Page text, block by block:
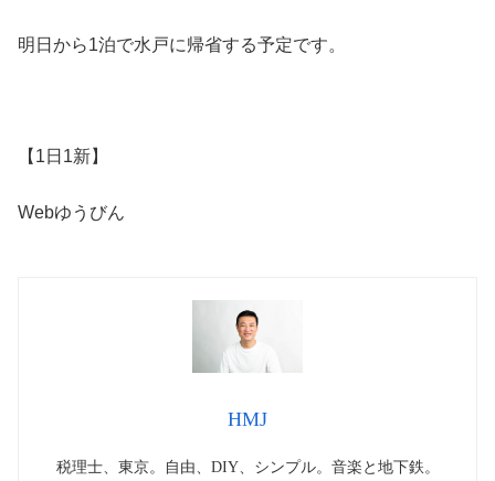
明日から1泊で水戸に帰省する予定です。
【1日1新】
Webゆうびん
HMJ
税理士、東京。自由、DIY、シンプル。音楽と地下鉄。